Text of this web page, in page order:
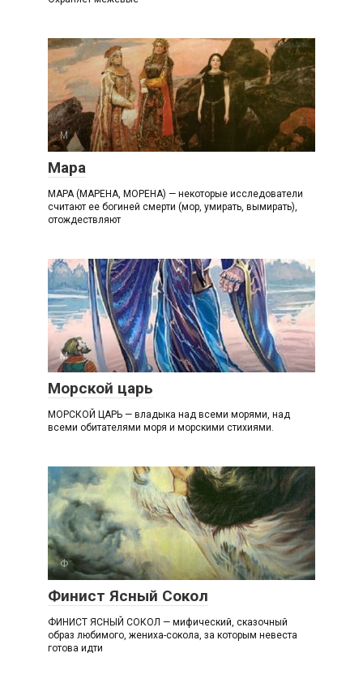
М
Мара
МАРА (МАРЕНА, МОРЕНА) — некоторые исследователи
считают ее богиней смерти (мор, умирать, вымирать),
отождествляют
М
Морской царь
МОРСКОЙ ЦАРЬ — владыка над всеми морями, над
всеми обитателями моря и морскими стихиями.
Ф
Финист Ясный Сокол
ФИНИСТ ЯСНЫЙ СОКОЛ — мифический, сказочный
образ любимого, жениха-сокола, за которым невеста
готова идти